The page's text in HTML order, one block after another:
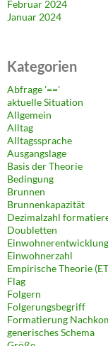
Februar 2024
Januar 2024
Kategorien
Abfrage '=='
aktuelle Situation
Allgemein
Alltag
Alltagssprache
Ausgangslage
Basis der Theorie
Bedingung
Brunnen
Brunnenkapazität
Dezimalzahl
Doubletten
Einwohnerentwicklung
Einwohnerzahl
Empirische Theorie
Flag
Folgern
Folgerungsbegriff
Formatierung
generisches Schema